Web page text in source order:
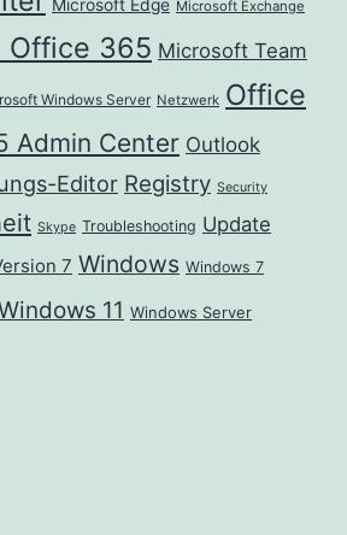
Microsoft Edge Microsoft Exchange
Office 365 Microsoft Team
Windows Server Netzwerk Office
Admin Center Outlook
Editor Registry Security
Skype Troubleshooting Update
7 Windows Windows 7
11 Windows Server